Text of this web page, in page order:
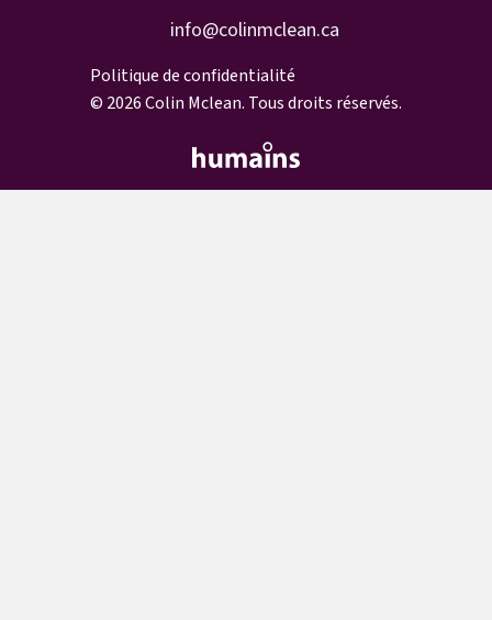
info@colinmclean.ca
info@colinmclean.ca
Politique de confidentialité
© 2026 Colin Mclean. Tous droits réservés.